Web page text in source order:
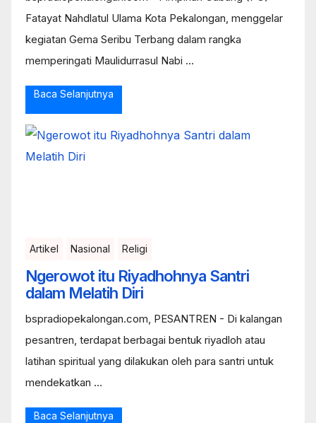
Fatayat Nahdlatul Ulama Kota Pekalongan, menggelar
kegiatan Gema Seribu Terbang dalam rangka
memperingati Maulidurrasul Nabi ...
Baca Selanjutnya
Artikel Nasional Religi
Ngerowot itu Riyadhohnya Santri
dalam Melatih Diri
bspradiopekalongan.com, PESANTREN - Di kalangan
pesantren, terdapat berbagai bentuk riyadloh atau
latihan spiritual yang dilakukan oleh para santri untuk
mendekatkan ...
Baca Selanjutnya